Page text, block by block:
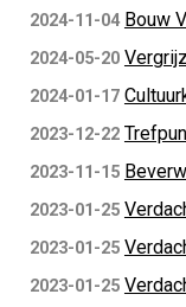
2024-11-04 Bouw
2024-05-20
2024-01-17
2023-12-22
2023-11-15
2023-01-25
2023-01-25
2023-01-25